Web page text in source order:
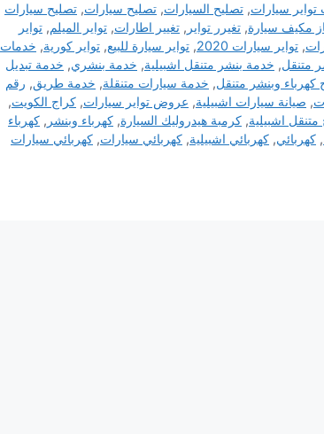
تواير سيارات, تصليح السيارات, تصليح سيارات, تصليح سيارات
مكيف سيارة, تغيرر تواير , تغيير اطارات, تواير الميلم, تواير
, تواير سيارات 2020 , تواير سيارة للبيع, تواير كورية, خدمات
متنقل, خدمة بنشر متنقل اشبيلية, خدمة بنشري, خدمة تبديل
كهرباء وبنشر متنقل, خدمة سيارات متنقلة, خدمة طريق, رقم
, صيانة سيارات اشبيلية, عروض تواير سيارات, كراج الكويت,
اشبيلية, كرمبة هيدروليك السيارة, كهرباء وبنشر , كهرباء
, كهربائي, كهربائي اشبيلية, كهربائي سيارات, كهربائي سيارات